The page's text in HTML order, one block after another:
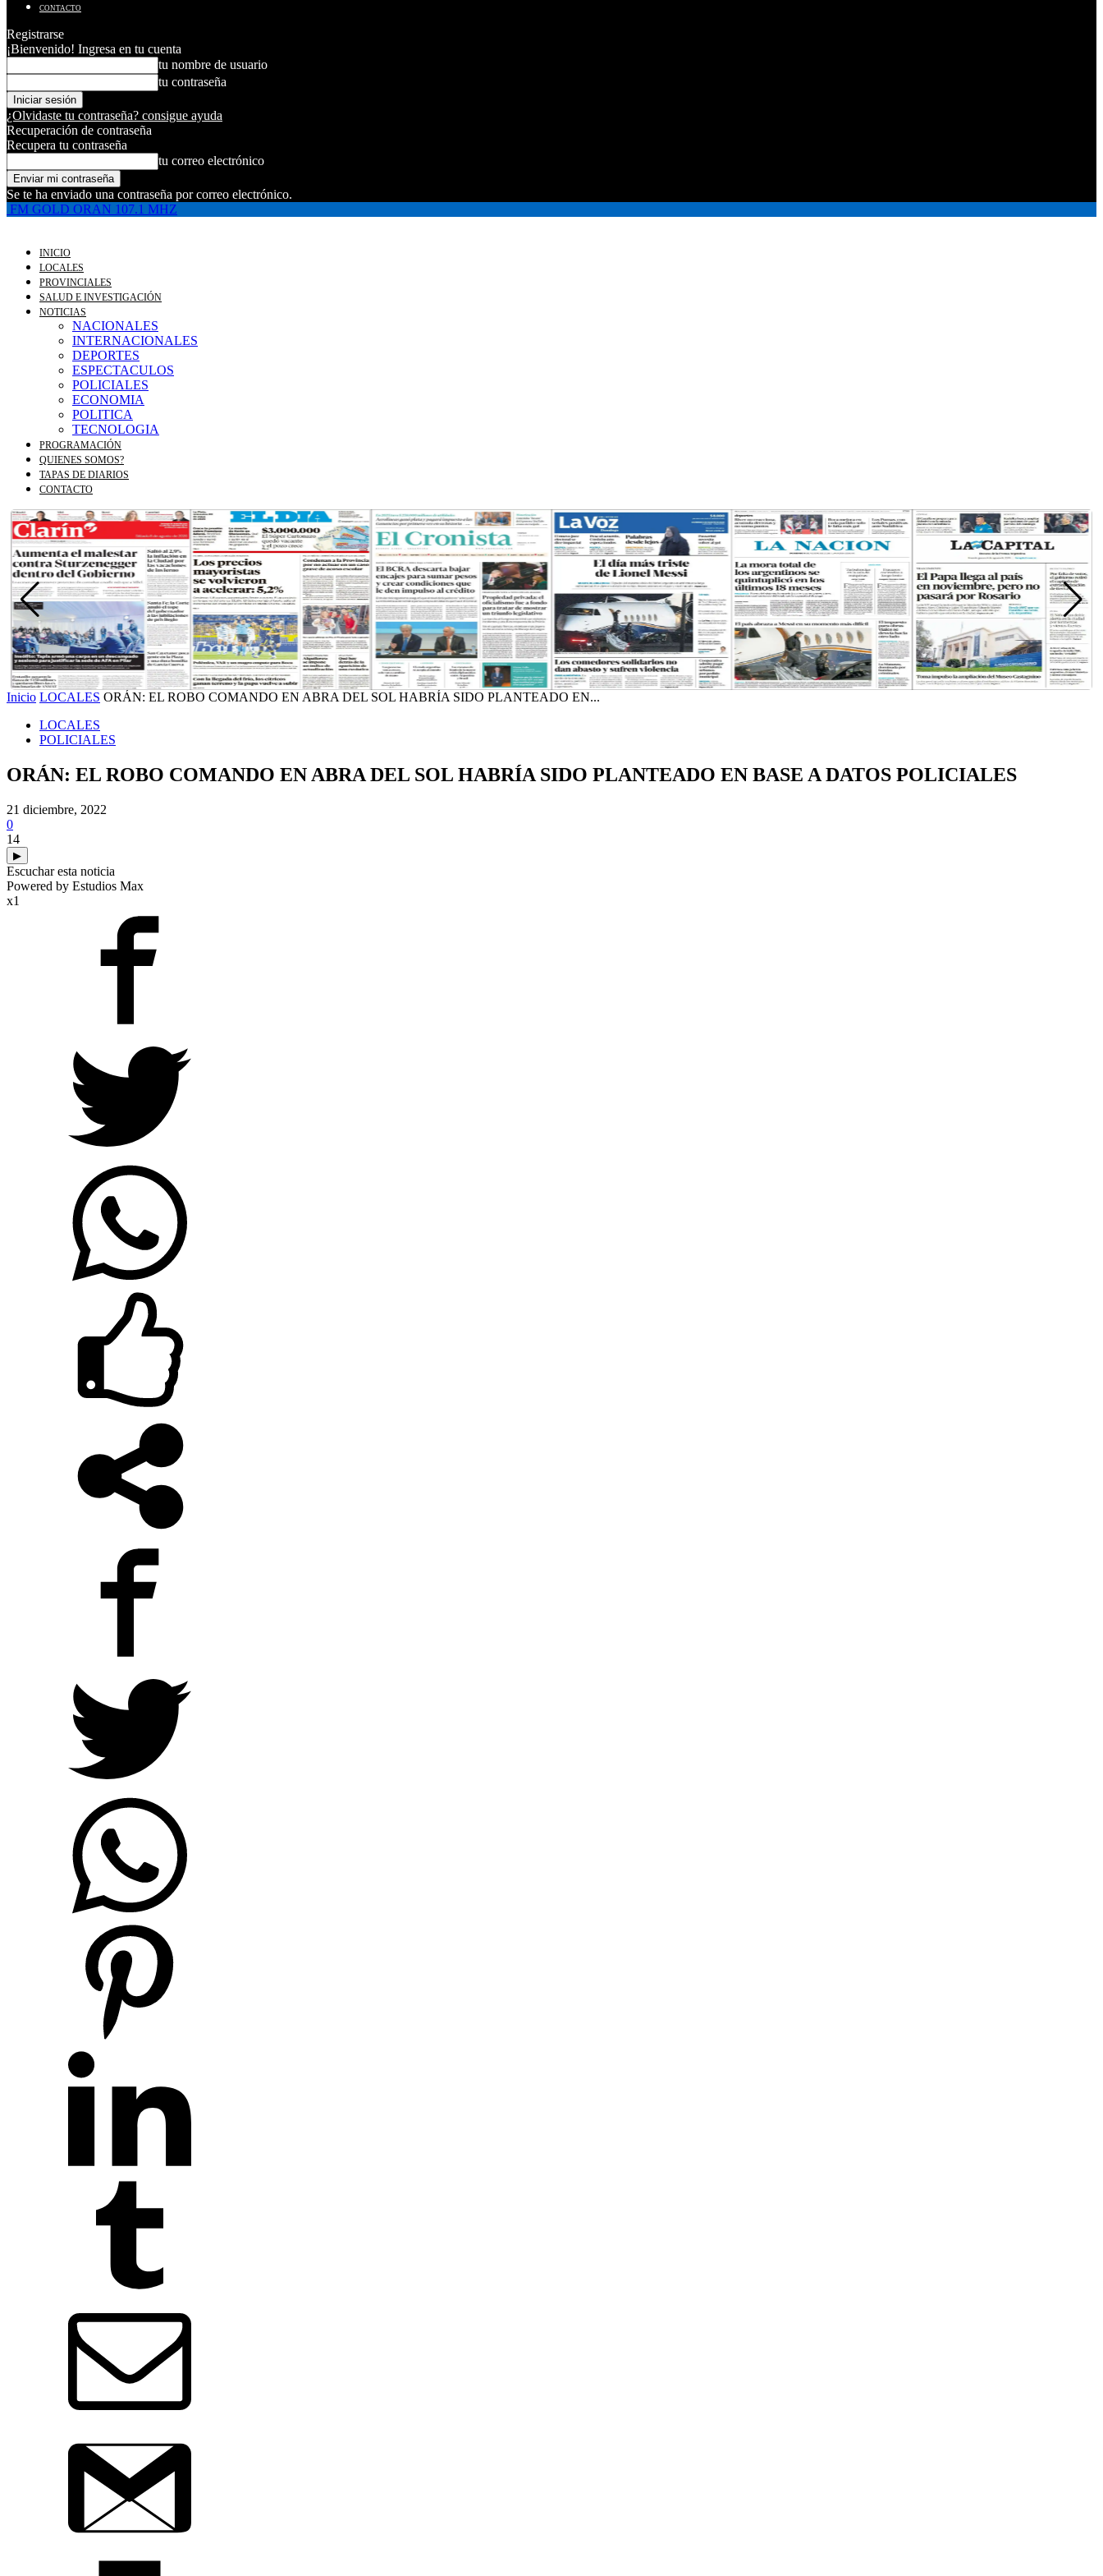
CONTACTO
Registrarse
¡Bienvenido! Ingresa en tu cuenta
tu nombre de usuario
tu contraseña
¿Olvidaste tu contraseña? consigue ayuda
Recuperación de contraseña
Recupera tu contraseña
tu correo electrónico
Se te ha enviado una contraseña por correo electrónico.
FM GOLD ORAN 107.1 MHZ
INICIO
LOCALES
PROVINCIALES
SALUD E INVESTIGACIÓN
NOTICIAS
NACIONALES
INTERNACIONALES
DEPORTES
ESPECTACULOS
POLICIALES
ECONOMIA
POLITICA
TECNOLOGIA
PROGRAMACIÓN
QUIENES SOMOS?
TAPAS DE DIARIOS
CONTACTO
Inicio LOCALES ORÁN: EL ROBO COMANDO EN ABRA DEL SOL HABRÍA SIDO PLANTEADO EN...
LOCALES
POLICIALES
ORÁN: EL ROBO COMANDO EN ABRA DEL SOL HABRÍA SIDO PLANTEADO EN BASE A DATOS POLICIALES
21 diciembre, 2022
0
14
▶
Escuchar esta noticia
Powered by Estudios Max
x1